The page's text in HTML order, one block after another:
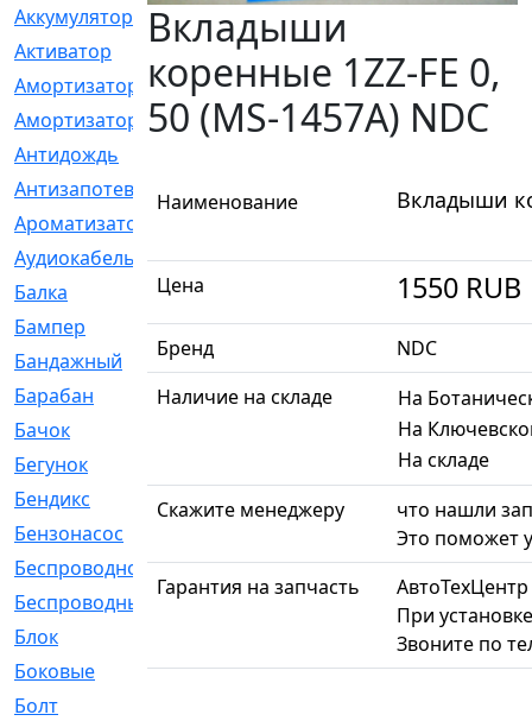
Аккумулятор
[2]
Активатор
[1]
Амортизатор
[608]
Амортизаторы
[21]
Антидождь
Антизапотеватель
Ароматизатор
Аудиокабель
[2]
Балка
Бампер
[137]
Бандажный
Барабан
[5]
Бачок
Бегунок
Бендикс
[26]
Бензонасос
Беспроводное
[2]
Беспроводные
[1]
Блок
Боковые
[4]
Болт
Вкладыши
коренные 1ZZ-FE 0,
50 (MS-1457A) NDC
Наименование Вкладыши
Цена 1550 RUB
Бренд
NDC
Наличие на складе
На
На
На складе
Скажите менеджеру
что нашли
Это поможет
Гарантия на запчасть
При
Звоните по